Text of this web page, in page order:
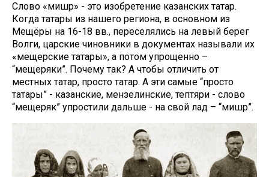
Слово «мишәр» - это изобретение казанских татар.
Когда татары из нашего региона, в основном из
Мещёры на 16-18 вв., переселялись на левый берег
Волги, царские чиновники в документах называли их
«мещерские татары», а потом упрощенно –
“мещеряки”. Почему так? А чтобы отличить от
местных татар, просто татар. А эти самые “просто
татары” - казанские, мензелинские, тептяри - слово
“мещеряк” упростили дальше - на свой лад – “мишәр”.